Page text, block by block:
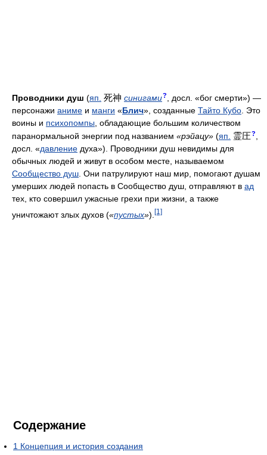
Проводники душ (яп. 死神 синигами?, досл. «бог смерти») —
персонажи аниме и манги «Блич», созданные Тайто Кубо. Это
воины и психопомпы, обладающие большим количеством
паранормальной энергии под названием «рэйацу» (яп. 霊圧?,
досл. «давление духа»). Проводники душ невидимы для
обычных людей и живут в особом месте, называемом
Сообщество душ. Они патрулируют наш мир, помогают душам
умерших людей попасть в Сообщество душ, отправляют в ад
тех, кто совершил ужасные грехи при жизни, а также
уничтожают злых духов («пустых»). [1]
Содержание
1 Концепция и история создания